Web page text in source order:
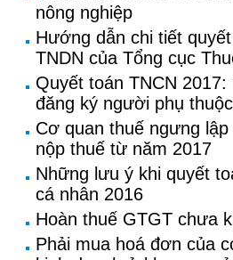
nông nghiệp
Hướng dẫn chi tiết
TNDN của Tổng cục
Quyết toán TNCN
đăng ký người phụ thuộc
Cơ quan thuế ngưng
nộp thuế từ năm 2017
Những lưu ý khi quyết
cá nhân 2016
Hoàn thuế GTGT chưa
Phải mua hoá đơn của